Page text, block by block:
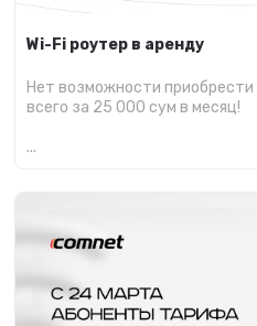
Wi-Fi роутер в аренду
Нет возможности
всего за 25 000 сум в месяц!
...